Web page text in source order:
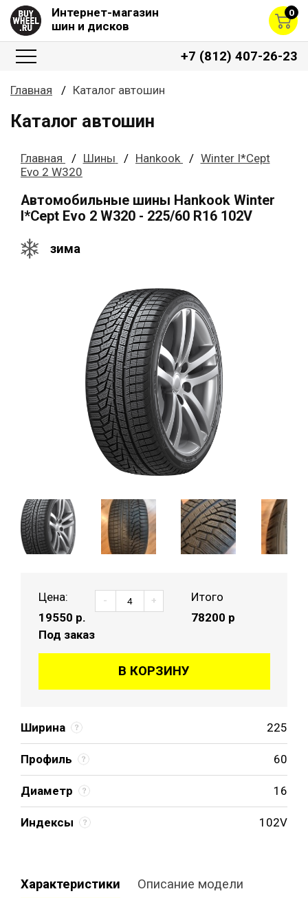
Интернет-магазин
шин и дисков
0
+7 (812) 407-26-23
Главная Каталог автошин
Каталог автошин
Главная Шины Hankook
Winter I*Cept
Evo 2 W320
Автомобильные шины Hankook Winter
I*Cept Evo 2 W320 - 225/60 R16 102V
зима
Ширина 225
Профиль 60
Диаметр 16
Индексы 102V
Цена:
19550 р.
Под заказ
- +
Итого
78200 р
В КОРЗИНУ
Характеристики Описание модели